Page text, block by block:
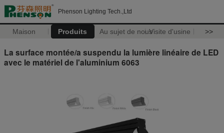
Phenson Lighting Tech.,Ltd
Maison Produits Au sujet de nousVisite d'usine >>
La surface montée/a suspendu la lumière linéaire de LED
avec le matériel de l'aluminium 6063